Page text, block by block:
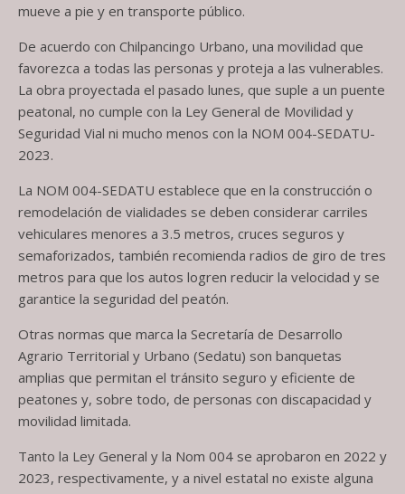
mueve a pie y en transporte público.
De acuerdo con Chilpancingo Urbano, una movilidad que
favorezca a todas las personas y proteja a las vulnerables.
La obra proyectada el pasado lunes, que suple a un puente
peatonal, no cumple con la Ley General de Movilidad y
Seguridad Vial ni mucho menos con la NOM 004-SEDATU-
2023.
La NOM 004-SEDATU establece que en la construcción o
remodelación de vialidades se deben considerar carriles
vehiculares menores a 3.5 metros, cruces seguros y
semaforizados, también recomienda radios de giro de tres
metros para que los autos logren reducir la velocidad y se
garantice la seguridad del peatón.
Otras normas que marca la Secretaría de Desarrollo
Agrario Territorial y Urbano (Sedatu) son banquetas
amplias que permitan el tránsito seguro y eficiente de
peatones y, sobre todo, de personas con discapacidad y
movilidad limitada.
Tanto la Ley General y la Nom 004 se aprobaron en 2022 y
2023, respectivamente, y a nivel estatal no existe alguna